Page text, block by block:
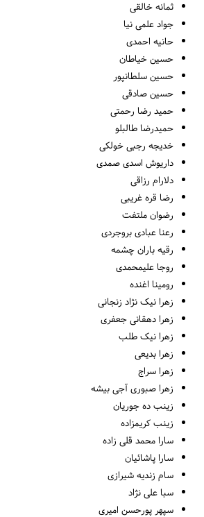
ثمانه خالقی
جواد علمی نیا
حانیه احمدی
حسین خیاطان
حسین سلطانپور
حسین صادقی
حمید رضا رحمتی
حمیدرضا طالبلو
خدیجه رجبی خولکی
داریوش اسدی صمدی
دلارام رزاقی
رضا قره غریبی
رضوان ملتفت
رعنا عبادی بروجردی
رقیه باران چشمه
روجا علیمحمدی
رومینا اغنده
زهرا نیک نژاد زنجانی
زهرا دهقانی جعفری
زهرا نیک طلب
زهرا بدیعی
زهرا سراج
زهرا صبوری آجی بیشه
زینب ده جوریان
زینب کریمزاده
سارا محمد قلی زاده
سارا پاشائیان
سام زندیه شیرازی
سبا علی نژاد
سپهر پورحسن امیری